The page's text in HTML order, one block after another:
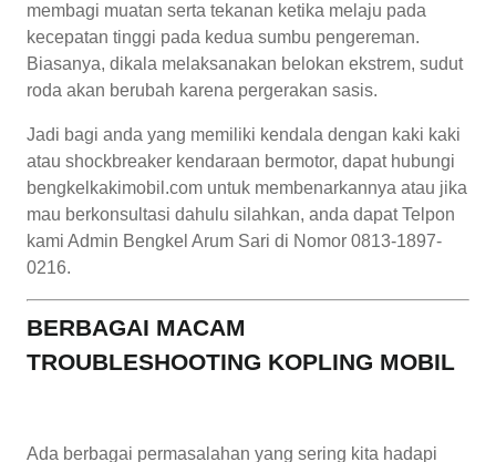
membagi muatan serta tekanan ketika melaju pada
kecepatan tinggi pada kedua sumbu pengereman.
Biasanya, dikala melaksanakan belokan ekstrem, sudut
roda akan berubah karena pergerakan sasis.
Jadi bagi anda yang memiliki kendala dengan kaki kaki
atau shockbreaker kendaraan bermotor, dapat hubungi
bengkelkakimobil.com untuk membenarkannya atau jika
mau berkonsultasi dahulu silahkan, anda dapat Telpon
kami Admin Bengkel Arum Sari di Nomor 0813-1897-
0216.
BERBAGAI MACAM
TROUBLESHOOTING KOPLING MOBIL
Ada berbagai permasalahan yang sering kita hadapi